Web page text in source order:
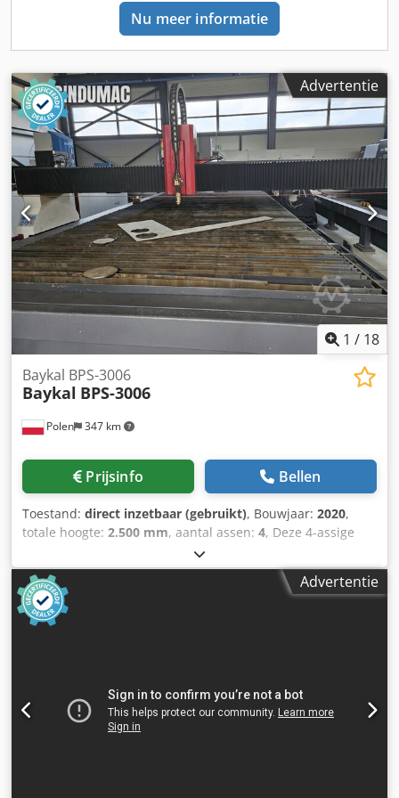
uitstekende staat, met zeer weinig bedrijfsuren - praktisch
als nieuw Cedpozbcm Uofx Acgsha • Enkele
gereedschappen zijn bij de aanbieding inbegrepen •
1000 mm • Achteraanslag vingers: 2 stuks • Slaglengte: 330
mm Extra informatie Gereedschap Bovenste gereedschap
gewicht: 700 kg Onderste gereedschap gewicht: 1200 kg
Klemsysteem: Heavy duty bovenklemsysteem
Gereedschapssysteem: Europees klemsysteem met 85°
snijkantstempel en 4-V matrijs: CNC bombering op
ondertafel Voorste draagarmen: 2 stuks op lineaire rail
Veiligheid: Elektrisch vergrendelde zijhekken,
lichtschermen Dimensions Machine Depth 4100 mm
Technical Specification Bending Length 3100 mm
Nu meer informatie
Advertentie
1 / 18
Polen 347 km
Baykal BPS-3006
Baykal BPS-3006
Prijsinfo Bellen
Toestand: direct inzetbaar (gebruikt), Bouwjaar: 2020,
totale hoogte: 2.500 mm, aantal assen: 4, Deze 4-assige
Baykal BPS-3006 werd vervaardigd in 2020 en is een CNC-
plasmasnijmachine met een snijtafel van 3000 × 6000 mm.
De machine heeft een roterende as voor het snijden van
buizen en pijpen en is uitgerust met een Hypertherm HPR
130XD plasmabron. Als je op zoek bent naar hoogwaardige
uitrusting • Stof- en rookafzuigsysteem: • Luchtstroom:
12000 m³/h • Filteroppervlak: 171 m² Voordelen van de
machine Technische voordelen van de machine
Advertentie